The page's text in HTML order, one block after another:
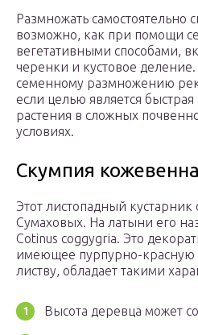
Размножать самостоятельно
возможно, как при помощи
вегетативными способами,
черенки и кустовое
семенному размножению
если целью является
растения в сложных
условиях.
Скумпия
Этот листопадный кустарник
Сумаховых. На латыни его
Cotinus coggygria. Это
имеющее пурпурно-красную
листву, обладает такими
Высота деревца может